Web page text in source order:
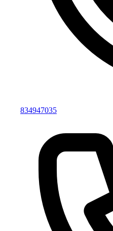
834947035